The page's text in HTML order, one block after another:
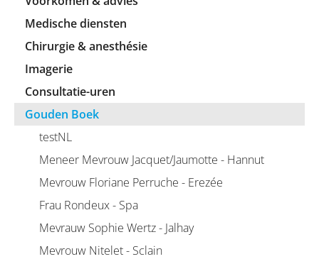
Medische diensten
Chirurgie & anesthésie
Imagerie
Consultatie-uren
Gouden Boek
testNL
Meneer Mevrouw Jacquet/Jaumotte - Hannut
Mevrouw Floriane Perruche - Erezée
Frau Rondeux - Spa
Mevrauw Sophie Wertz - Jalhay
Mevrouw Nitelet - Sclain